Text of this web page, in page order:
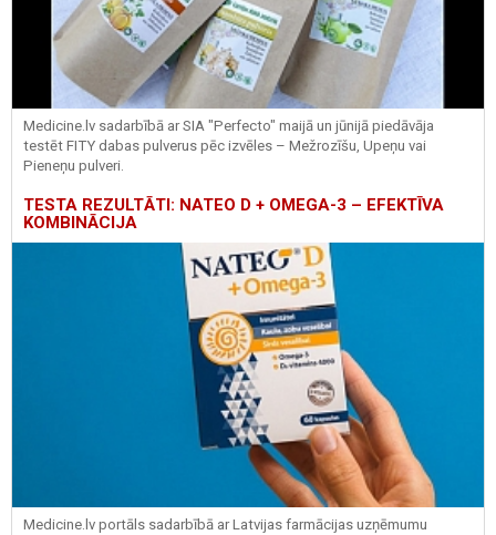
Medicine.lv sadarbībā ar SIA "Perfecto" maijā un jūnijā piedāvāja
testēt FITY dabas pulverus pēc izvēles – Mežrozīšu, Upeņu vai
Pieneņu pulveri.
TESTA REZULTĀTI: NATEO D + OMEGA-3 – EFEKTĪVA
KOMBINĀCIJA
Medicine.lv portāls sadarbībā ar Latvijas farmācijas uzņēmumu